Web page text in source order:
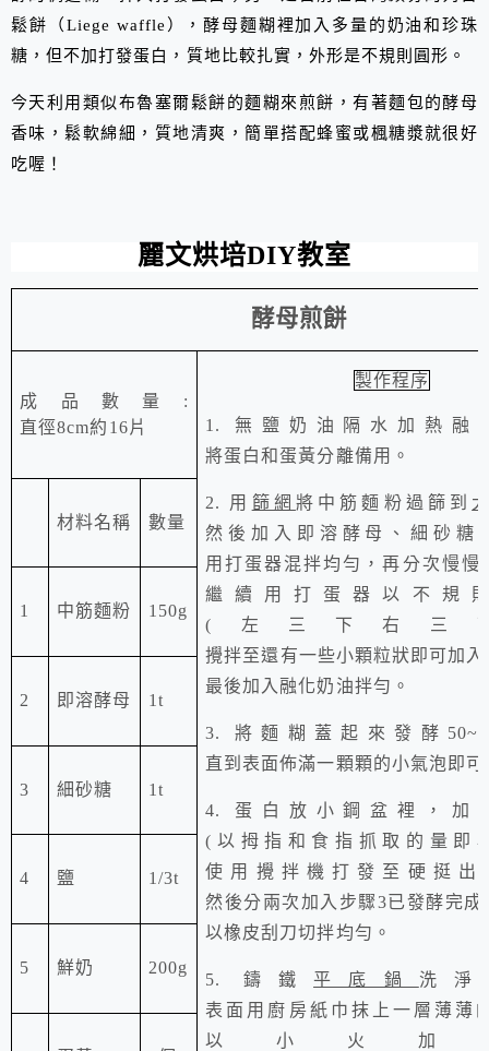
鬆餅（ Liege waffle ）， 酵母麵糊裡加入多量的奶油和珍珠
糖 ，但不加打發蛋白，質地比較扎實，外形是不規則圓形。
今天利用類似布魯塞爾鬆餅的麵糊來煎餅，有著麵包的酵母
香味，鬆軟綿細，質地清爽，簡單搭配蜂蜜或楓糖漿就很好
吃喔！
麗文烘培DIY教室
酵母煎餅
成品數量 :
直徑8cm約 16片
製作程序
1. 無鹽奶油隔水加熱融
將蛋白和蛋黃分離備用。
2. 用 篩網 將中筋麵粉過篩到
然後加入
即溶酵母、細砂糖
用打蛋器混拌均勻，再分次慢慢
繼續用打蛋器以不規
( 左三下右三
攪拌至還有一些小顆粒狀即可加
最後加入融化奶油拌勻。
3. 將麵糊蓋起來發酵
直到表面佈滿一顆顆的小氣泡即可
4.蛋白放小鋼盆裡，加
( 以拇指和食指抓取的量即
使用攪拌機打發至硬挺出
然後分兩次加入步驟3已發酵完成
以橡皮刮刀切拌均勻。
5. 鑄鐵平底鍋 洗淨
表面用廚房紙巾抹上一層薄薄
以小火加
材料名稱 數量
1 中筋麵粉 150g
2 即溶酵母 1t
3 細砂糖 1t
4 鹽 1/3t
5 鮮奶 200g